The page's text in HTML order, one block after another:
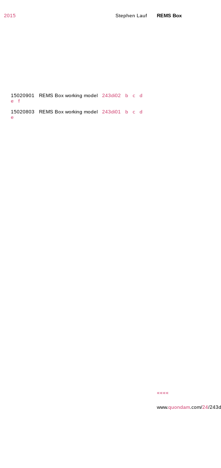
2015 Stephen Lauf REMS Box
««««
www.quondam .com/24/